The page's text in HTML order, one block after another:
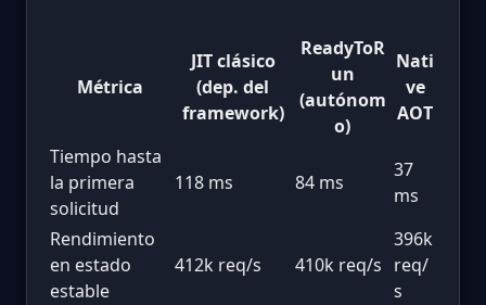
Métrica
JIT clásico
(dep. del
framework)
ReadyToR
un
(autónom
o)
Nati
ve
AOT
Tiempo hasta
la primera
solicitud
118 ms 84 ms
37
ms
Rendimiento
en estado
estable
412k req/s 410k req/s
396k
req/
s